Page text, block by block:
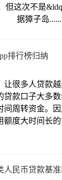
但这次不是
据獐子岛......
排行榜归纳
让很多人贷款
贷款口子大多
间周转资金。
额度大时间长
人民币贷款基